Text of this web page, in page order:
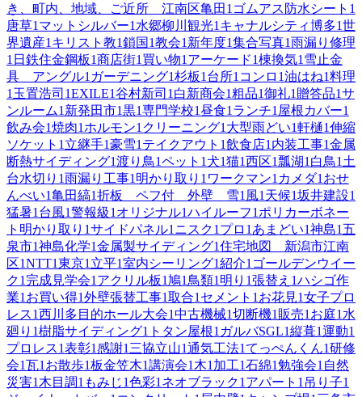
き、町内、地域、ご近所 江南区亀田 1 ゴムアス防水シート 1
唐草1 マットシルバー1 水郷柳川観光1 キャナルシティ博多1世
界遺産1 キリスト教1鎖国1教会1 新年度1集合写真1雨漏り修理
1 日鉄住金鋼板1商店街1 買い物1 アーケード1棟換気1 雪止金
具 アングル1 ガーデニング1杉板1 台所1 コンロ 1油はね1料理
1 玉置浩司 1EXILE1谷村新司 1 白新商会1粗品1御礼1 贈答品1サ
ンルーム1 新発田市1黒1専門学校1昼食1 ランチ1 屋根カバー1
飲み会1焼肉1 ホルモン1 クリーニング1 大型雨どい1軒樋1伸縮
ソケット 1 立継手1豪雪1 テイクアウト 1飲食店1 内装工事1金属
断熱サイディング1渡り鳥1ペット 1 犬1猫1西区1瓢湖1 白鳥1 土
台水切り 1雨漏り工事1 明かり取り 1 ワークマン1 カメダ1 おせ
んべい1亀田縞1折板 ペフ付 外壁 雪1 風1 天候1坂井建設1
猛暑1 台風1警報級1 オリジナル1ハイルーフ1 ポリカーボネー
ト明かり取り 1サイドパネル1 ニスク1 プロ 1 あまどい1神島1 五
泉市1神島化学1金属製サイディング1住宅地図 新潟市江南
区1NTT1東京1 立平1室内シーリング1紹介1 ゴールデンウイー
ク1 完成見学会1 アクリル板1鳩1 鳥類1 明り 1張替え 1ハシゴ作
業1 お買い得1外壁張替工事1取合1 セメント 1 お花見1女子プロ
レス1西川多目的ホール大会1中古機械1切断機1 販売1 お庭1 水
廻り 1樹脂サイディング1 トタン屋根1 ガルバSGL1縦葺1運動1
プロレス1表彰1感謝1 三協立山1通気工法1てっぺんくん1研修
会1瓦1 お散歩1板金笠木1講演会1 木1 加工1石綿1勉強会1 自然
災害1 木目調1 もみじ1色彩1 ネオブラック1 アパート 1 吊り子1